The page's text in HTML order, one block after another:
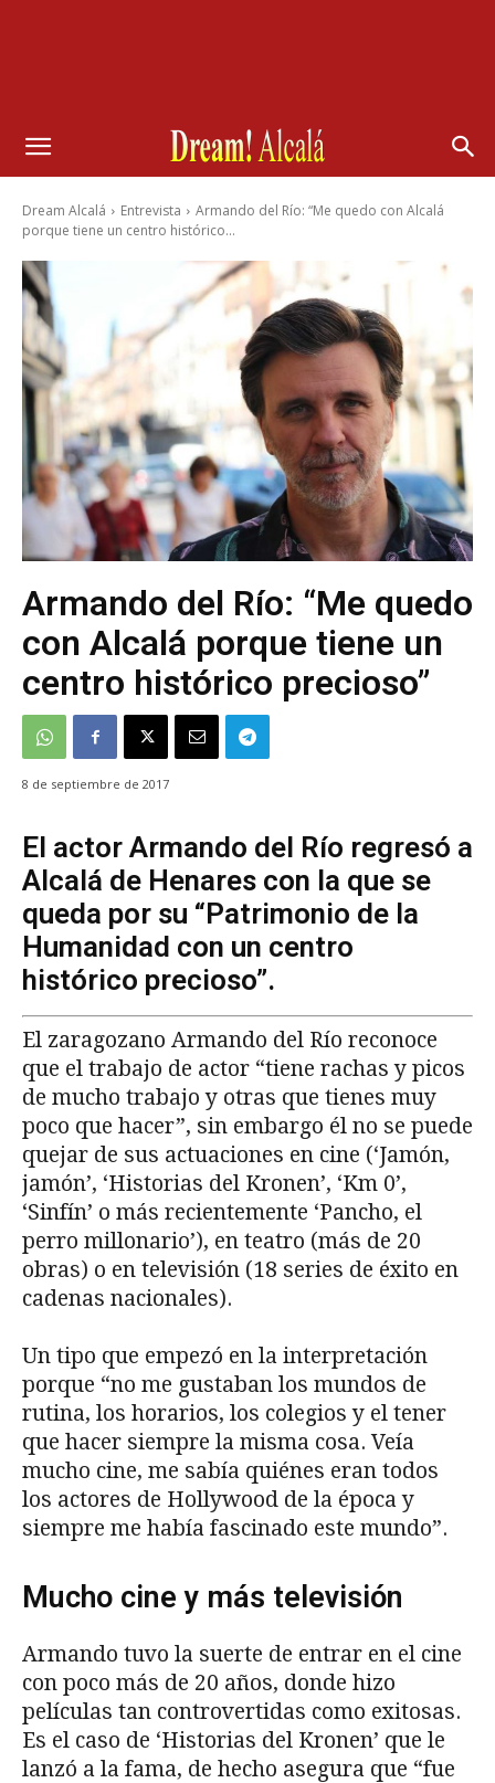
Dream Alcalá Entrevista
Armando del Río: “Me quedo con Alcalá
porque tiene un centro histórico...
Armando del Río: “Me quedo
con Alcalá porque tiene un
centro histórico precioso”
8 de septiembre de 2017
El actor Armando del Río regresó a
Alcalá de Henares con la que se
queda por su “Patrimonio de la
Humanidad con un centro
histórico precioso”.
El zaragozano Armando del Río reconoce
que el trabajo de actor “tiene rachas y picos
de mucho trabajo y otras que tienes muy
poco que hacer”, sin embargo él no se puede
quejar de sus actuaciones en cine (‘Jamón,
jamón’, ‘Historias del Kronen’, ‘Km 0’,
‘Sinfín’ o más recientemente ‘Pancho, el
perro millonario’), en teatro (más de 20
obras) o en televisión (18 series de éxito en
cadenas nacionales).
Un tipo que empezó en la interpretación
porque “no me gustaban los mundos de
rutina, los horarios, los colegios y el tener
que hacer siempre la misma cosa. Veía
mucho cine, me sabía quiénes eran todos
los actores de Hollywood de la época y
siempre me había fascinado este mundo”.
Mucho cine y más televisión
Armando tuvo la suerte de entrar en el cine
con poco más de 20 años, donde hizo
películas tan controvertidas como exitosas.
Es el caso de ‘Historias del Kronen’ que le
lanzó a la fama, de hecho asegura que “fue